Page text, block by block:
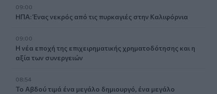
09:00
ΗΠΑ: Ένας νεκρός από τις πυρκαγιές στην Καλιφόρνια
09:00
Η νέα εποχή της επιχειρηματικής χρηματοδότησης και η
αξία των συνεργειών
08:54
Το Αβδού τιμά ένα μεγάλο δημιουργό, ένα μεγάλο